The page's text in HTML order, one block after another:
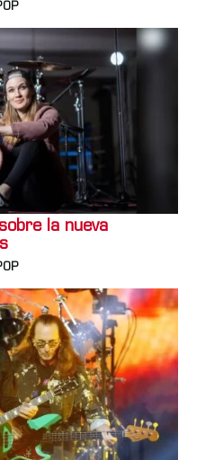
la nueva